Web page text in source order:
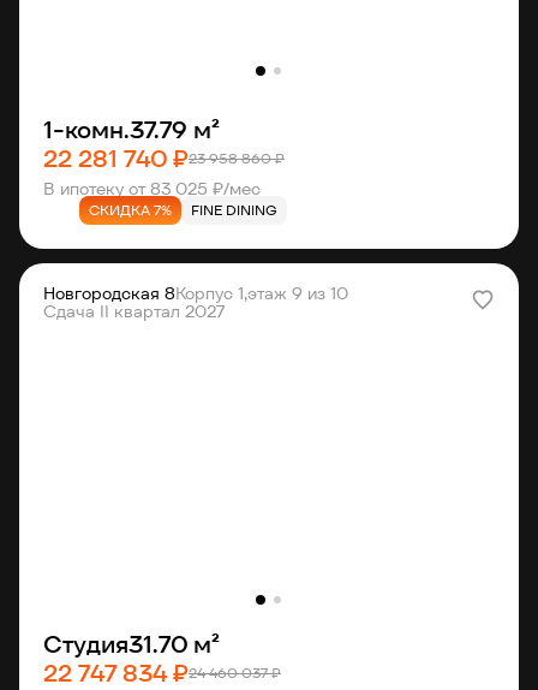
1-комн.37.79 м²
22 281 740 ₽23 958 860 ₽
В ипотеку от 83 025 ₽/мес
СКИДКА 7% FINE DINING
Новгородская 8Корпус 1,этаж 9 из 10
Сдача II квартал 2027
Студия31.70 м²
22 747 834 ₽24 460 037 ₽